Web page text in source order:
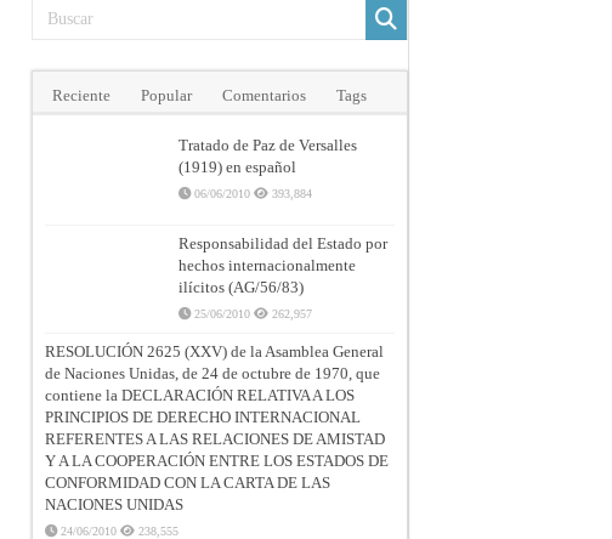
Reciente Popular Comentarios Tags
Tratado de Paz de Versalles
(1919) en español
06/06/2010 393,884
Responsabilidad del Estado por
hechos internacionalmente
ilícitos (AG/56/83)
25/06/2010 262,957
RESOLUCIÓN 2625 (XXV) de la Asamblea General
de Naciones Unidas, de 24 de octubre de 1970, que
contiene la DECLARACIÓN RELATIVA A LOS
PRINCIPIOS DE DERECHO INTERNACIONAL
REFERENTES A LAS RELACIONES DE AMISTAD
Y A LA COOPERACIÓN ENTRE LOS ESTADOS DE
CONFORMIDAD CON LA CARTA DE LAS
NACIONES UNIDAS
24/06/2010 238,555